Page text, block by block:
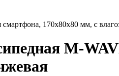
170х80х80 мм, с
M-